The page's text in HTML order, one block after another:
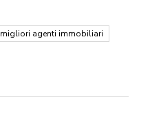
migliori agenti immobiliari